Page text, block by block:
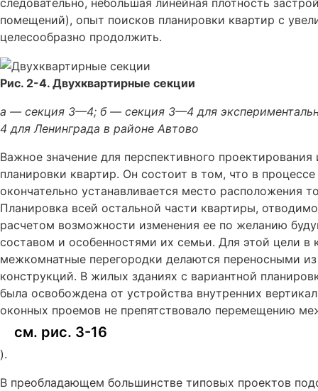
помещений), опыт поисков планировки квартир с
целесообразно продолжить.
Рис. 2-4. Двухквартирные секции
а — секция 3—4; б — секция 3—4 для
4 для Ленинграда в районе Автово
Важное значение для перспективного
планировки квартир. Он состоит в том, что в
окончательно устанавливается место расположения
Планировка всей остальной части квартиры,
расчетом возможности изменения ее по желанию
составом и особенностями их семьи. Для этой цели в
межкомнатные перегородки делаются переносными
конструкций. В жилых зданиях с вариантной
была освобождена от устройства внутренних
оконных проемов не препятствовало перемещению
см. рис. 3-16
).
В преобладающем большинстве типовых проектов